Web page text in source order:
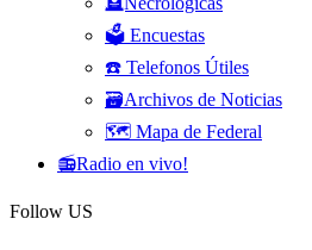
🗳️ Encuestas
☎️ Telefonos Útiles
🗃️Archivos de Noticias
🗺️ Mapa de Federal
📻Radio en vivo!
Follow US